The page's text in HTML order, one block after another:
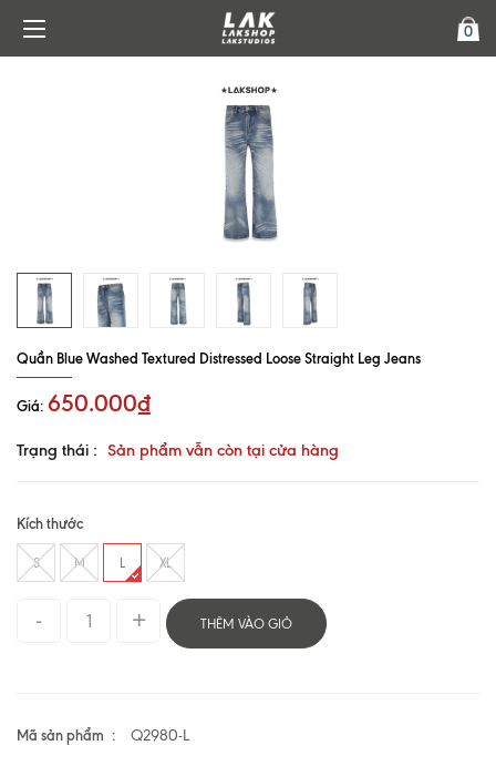
0
Quần Blue Washed Textured Distressed Loose Straight Leg Jeans
Giá: 650.000₫
Trạng thái : Sản phẩm vẫn còn tại cửa hàng
Kích thước
S M L XL
THÊM VÀO GIỎ
Mã sản phẩm Q2980-L